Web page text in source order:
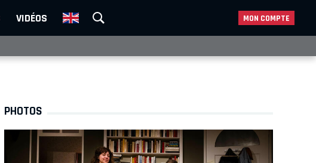
VIDÉOS MON COMPTE
PHOTOS